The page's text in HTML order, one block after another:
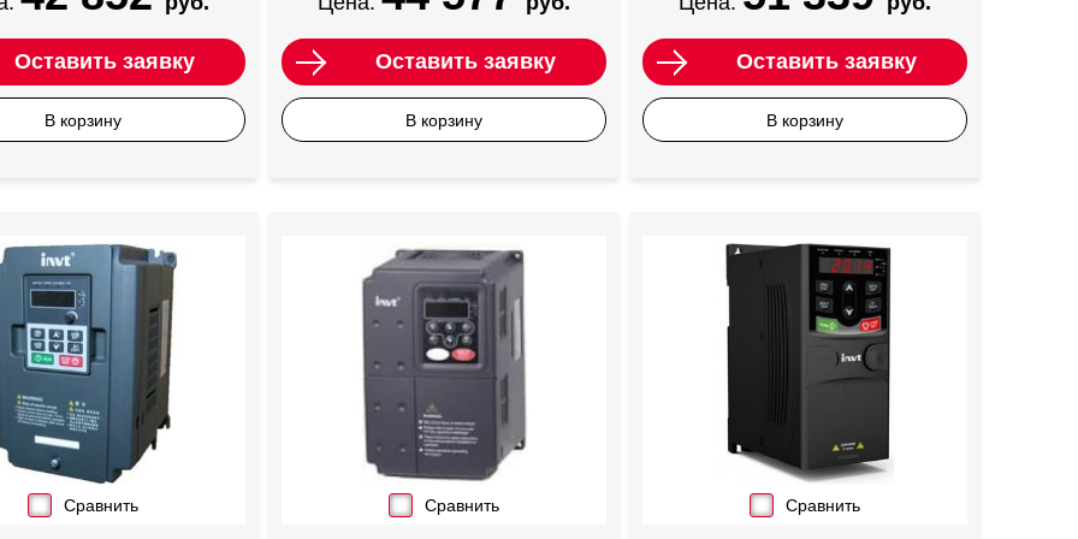
Оставить заявку
В корзину
Оставить заявку
В корзину
Оставить заявку
В корзину
Сравнить Сравнить Сравнить